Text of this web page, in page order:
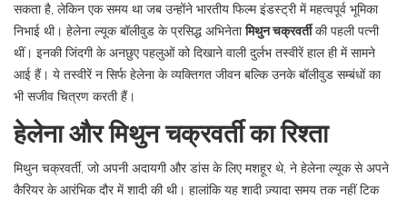
सकता है, लेकिन एक समय था जब उन्होंने भारतीय फिल्म इंडस्ट्री में महत्वपूर्व भूमिका
निभाई थी। हेलेना ल्यूक बॉलीवुड के प्रसिद्ध अभिनेतामिथुन चक्रवर्तीकी पहली पत्नी
थीं। इनकी जिंदगी के अनछुए पहलुओं को दिखाने वाली दुर्लभ तस्वीरें हाल ही में सामने
आई हैं। ये तस्वीरें न सिर्फ हेलेना के व्यक्तिगत जीवन बल्कि उनके बॉलीवुड सम्बंधों का
भी सजीव चित्रण करती हैं।
हेलेना और मिथुन चक्रवर्ती का रिश्ता
मिथुन चक्रवर्ती, जो अपनी अदायगी और डांस के लिए मशहूर थे, ने हेलेना ल्यूक से अपने
कैरियर के आरंभिक दौर में शादी की थी। हालांकि यह शादी ज़्यादा समय तक नहीं टिक